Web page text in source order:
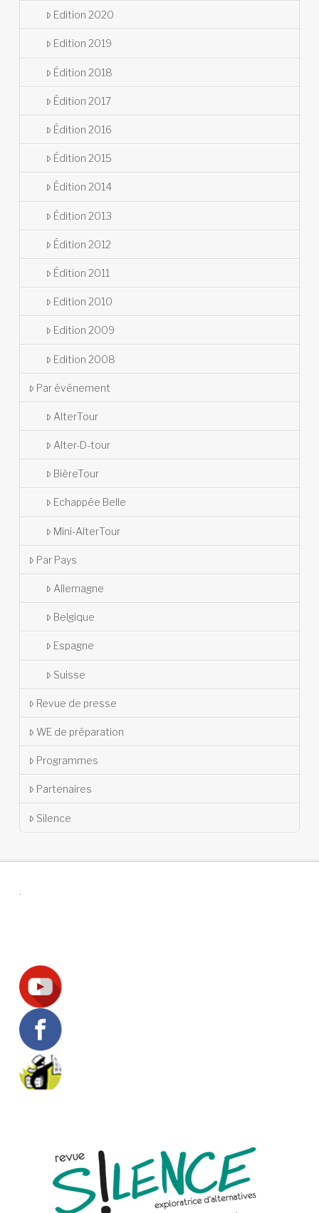
Edition 2020
Edition 2019
Édition 2018
Édition 2017
Édition 2016
Édition 2015
Édition 2014
Édition 2013
Édition 2012
Édition 2011
Edition 2010
Edition 2009
Edition 2008
Par événement
AlterTour
Alter-D-tour
BièreTour
Echappée Belle
Mini-AlterTour
Par Pays
Allemagne
Belgique
Espagne
Suisse
Revue de presse
WE de préparation
Programmes
Partenaires
Silence